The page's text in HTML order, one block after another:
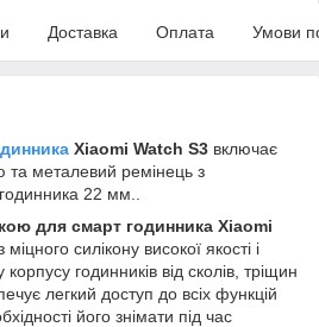
Доставка Оплата Умови
Xiaomi Watch S3 включає
та металевий ремінець з
22 мм..
для смарт годинника Xiaomi
силікону високої якості і
годинників від сколів, тріщин
легкий доступ до всіх функцій
його знімати під час